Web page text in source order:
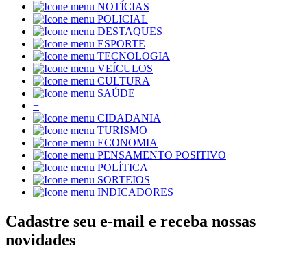
NOTÍCIAS
POLICIAL
DESTAQUES
ESPORTE
TECNOLOGIA
VEÍCULOS
CULTURA
SAÚDE
+
CIDADANIA
TURISMO
ECONOMIA
PENSAMENTO POSITIVO
POLÍTICA
SORTEIOS
INDICADORES
Cadastre seu e-mail e receba nossas
novidades